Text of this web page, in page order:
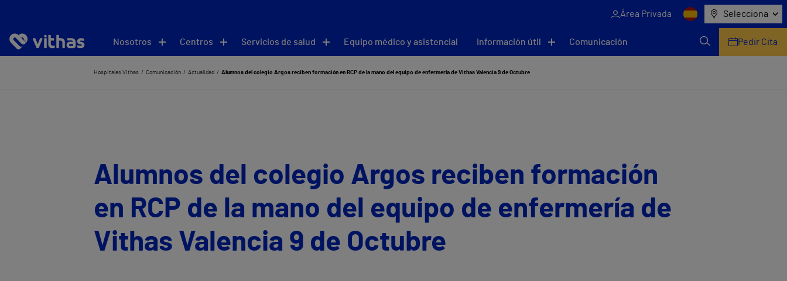
Área Privada Selecciona
Nosotros Centros Servicios de salud Equipo médico y asistencial Información útil Comunicación Pedir Cita
Hospitales Vithas Comunicación Actualidad Alumnos del colegio Argos reciben formación en RCP de la mano del equipo de enfermería de Vithas Valencia 9 de Octubre
Alumnos del colegio Argos reciben formación
en RCP de la mano del equipo de enfermería de
Vithas Valencia 9 de Octubre